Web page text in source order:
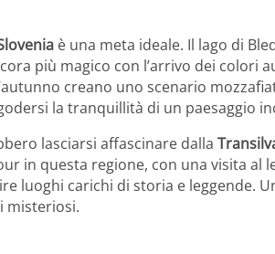
è una meta ideale. Il lago di
più magico con l’arrivo dei colori
creano uno scenario
la tranquillità di un paesaggio
lasciarsi affascinare dalla
in questa regione, con una visita al
luoghi carichi di storia e leggende.
misteriosi.